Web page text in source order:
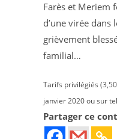
Farès et Meriem
d’une virée
grièvement
familial…
Tarifs privilégiés
janvier 2020 ou sur
Partager ce